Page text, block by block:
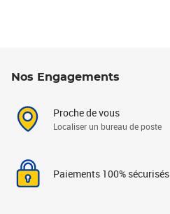
Nos Engagements
Proche de vous
Localiser un bureau de poste
Paiements 100% sécurisés